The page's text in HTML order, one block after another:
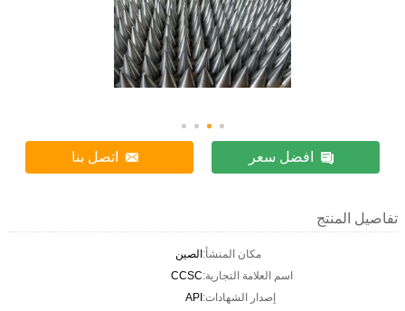
افضل سعر اتصل بنا
تفاصيل المنتج
مكان المنشأ:الصين
اسم العلامة التجارية:CCSC
إصدار الشهادات:API